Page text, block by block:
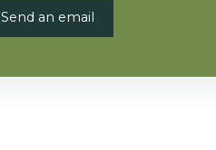
Send an email